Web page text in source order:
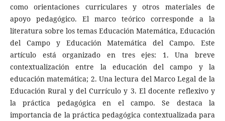
como orientaciones curriculares y otros materiales de
apoyo pedagógico. El marco teórico corresponde a la
literatura sobre los temas Educación Matemática, Educación
del Campo y Educación Matemática del Campo. Este
artículo está organizado en tres ejes: 1. Una breve
contextualización entre la educación del campo y la
educación matemática; 2. Una lectura del Marco Legal de la
Educación Rural y del Currículo y 3. El docente reflexivo y
la práctica pedagógica en el campo. Se destaca la
importancia de la práctica pedagógica contextualizada para